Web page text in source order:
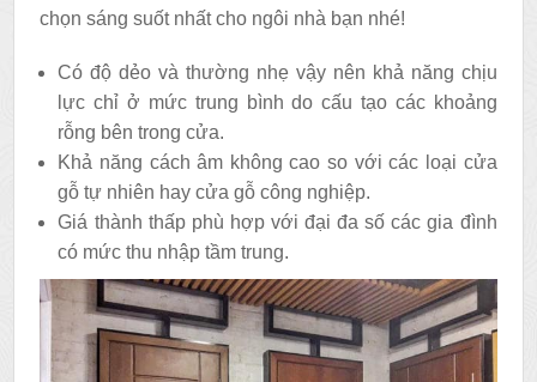
chọn sáng suốt nhất cho ngôi nhà bạn nhé!
Có độ dẻo và thường nhẹ vậy nên khả năng chịu
lực chỉ ở mức trung bình do cấu tạo các khoảng
rỗng bên trong cửa.
Khả năng cách âm không cao so với các loại cửa
gỗ tự nhiên hay cửa gỗ công nghiệp.
Giá thành thấp phù hợp với đại đa số các gia đình
có mức thu nhập tầm trung.